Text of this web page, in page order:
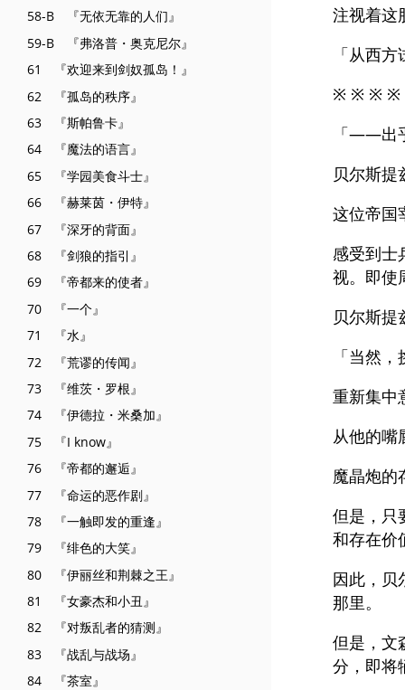
58-B 『无依无靠的人们』
59-B 『弗洛普・奥克尼尔』
61 『欢迎来到剑奴孤岛！』
62 『孤岛的秩序』
63 『斯帕鲁卡』
64 『魔法的语言』
65 『学园美食斗士』
66 『赫莱茵・伊特』
67 『深牙的背面』
68 『剑狼的指引』
69 『帝都来的使者』
70 『一个』
71 『水』
72 『荒谬的传闻』
73 『维茨・罗根』
74 『伊德拉・米桑加』
75 『I know』
76 『帝都的邂逅』
77 『命运的恶作剧』
78 『一触即发的重逢』
79 『绯色的大笑』
80 『伊丽丝和荆棘之王』
81 『女豪杰和小丑』
82 『对叛乱者的猜测』
83 『战乱与战场』
84 『茶室』
注视着
「从西
※ ※ ※
「——出
贝尔斯
这位帝国
感受到士
视。即使
贝尔斯提
「当然
重新集中
从他的
魔晶炮的
但是，只
和存在价
因此，贝
那里。
但是，文
分，即将